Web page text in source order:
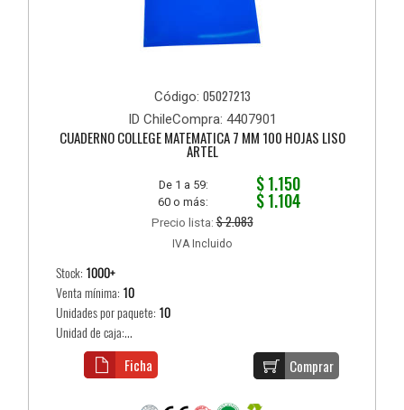
Código: 05027213
ID ChileCompra: 4407901
CUADERNO COLLEGE MATEMATICA 7 MM 100 HOJAS LISO
ARTEL
De 1 a 59: $ 1.150
60 o más: $ 1.104
Precio lista:$ 2.083
IVA Incluido
Stock: 1000+
Venta mínima: 10
Unidades por paquete: 10
Unidad de caja:...
Comprar
Ficha